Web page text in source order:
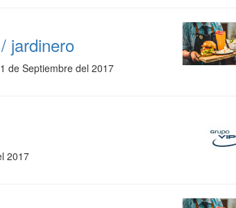
jardinero
de Septiembre del 2017
2017